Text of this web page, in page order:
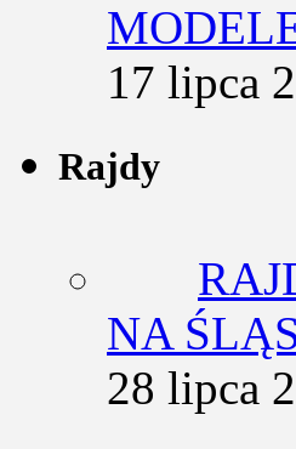
17 lipca
Rajdy
NA
28 lipca